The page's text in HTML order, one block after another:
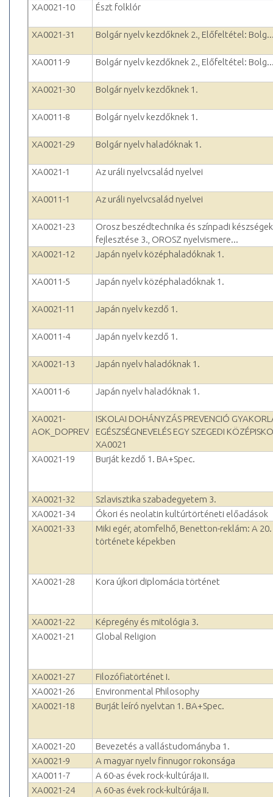
XA0021-10 Észt folklór
XA0021-31 Bolgár nyelv kezdőknek 2., Előfeltétel:
XA0011-9 Bolgár nyelv kezdőknek 2., Előfeltétel:
XA0021-30 Bolgár nyelv kezdőknek 1.
XA0011-8 Bolgár nyelv kezdőknek 1.
XA0021-29 Bolgár nyelv haladóknak 1.
XA0021-1 Az uráli nyelvcsalád nyelvei
XA0011-1 Az uráli nyelvcsalád nyelvei
XA0021-23
Orosz beszédtechnika és színpadi készségek
fejlesztése 3., OROSZ nyelvismere...
XA0021-12
Japán nyelv középhaladóknak 1.
XA0011-5 Japán nyelv középhaladóknak 1.
XA0021-11 Japán nyelv kezdő 1.
XA0011-4 Japán nyelv kezdő 1.
XA0021-13 Japán nyelv haladóknak 1.
XA0011-6 Japán nyelv haladóknak 1.
XA0021-
AOK_DOPREV
ISKOLAI DOHÁNYZÁS PREVENCIÓ
EGÉSZSÉGNEVELÉS EGY SZEGEDI
XA0021
XA0021-19
Burját kezdő 1. BA+Spec.
XA0021-32
Szlavisztika szabadegyetem 3.
XA0021-34
Ókori és neolatin kultúrtörténeti előadások
XA0021-33
Miki egér, atomfelhő, Benetton-reklám: A
története képekben
XA0021-28 Kora újkori diplomácia történet
XA0021-22
Képregény és mitológia 3.
XA0021-21
Global Religion
XA0021-27
Filozófiatörténet I.
XA0021-26
Environmental Philosophy
XA0021-18
Burját leíró nyelvtan 1. BA+Spec.
XA0021-20
Bevezetés a vallástudományba 1.
XA0021-9
A magyar nyelv finnugor rokonsága
XA0011-7
A 60-as évek rock-kultúrája II.
XA0021-24
A 60-as évek rock-kultúrája II.